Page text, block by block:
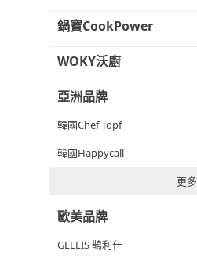
鍋寶CookPower
WOKY沃廚
亞洲品牌
韓國Chef Topf
韓國Happycall
更多
歐美品牌
GELLIS 鵲利仕